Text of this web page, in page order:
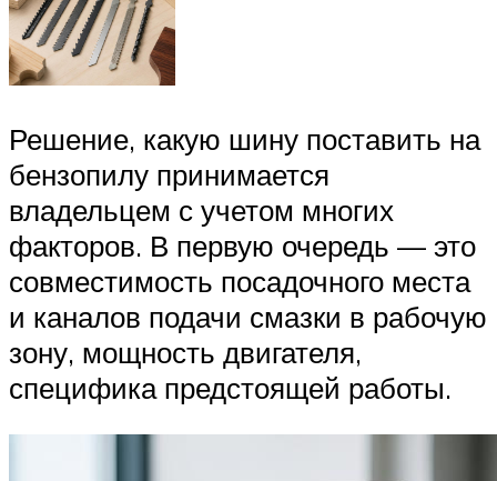
Решение, какую шину поставить на
бензопилу принимается
владельцем с учетом многих
факторов. В первую очередь — это
совместимость посадочного места
и каналов подачи смазки в рабочую
зону, мощность двигателя,
специфика предстоящей работы.